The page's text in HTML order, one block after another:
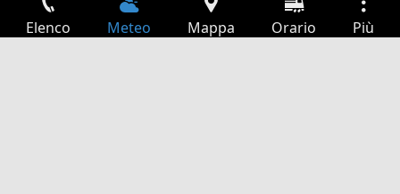
Elenco Meteo Mappa Orario Più